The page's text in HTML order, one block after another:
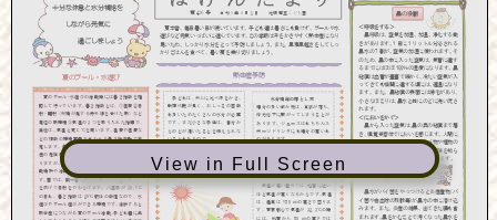
View in Full Screen